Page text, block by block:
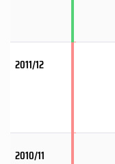
2011/12
2010/11